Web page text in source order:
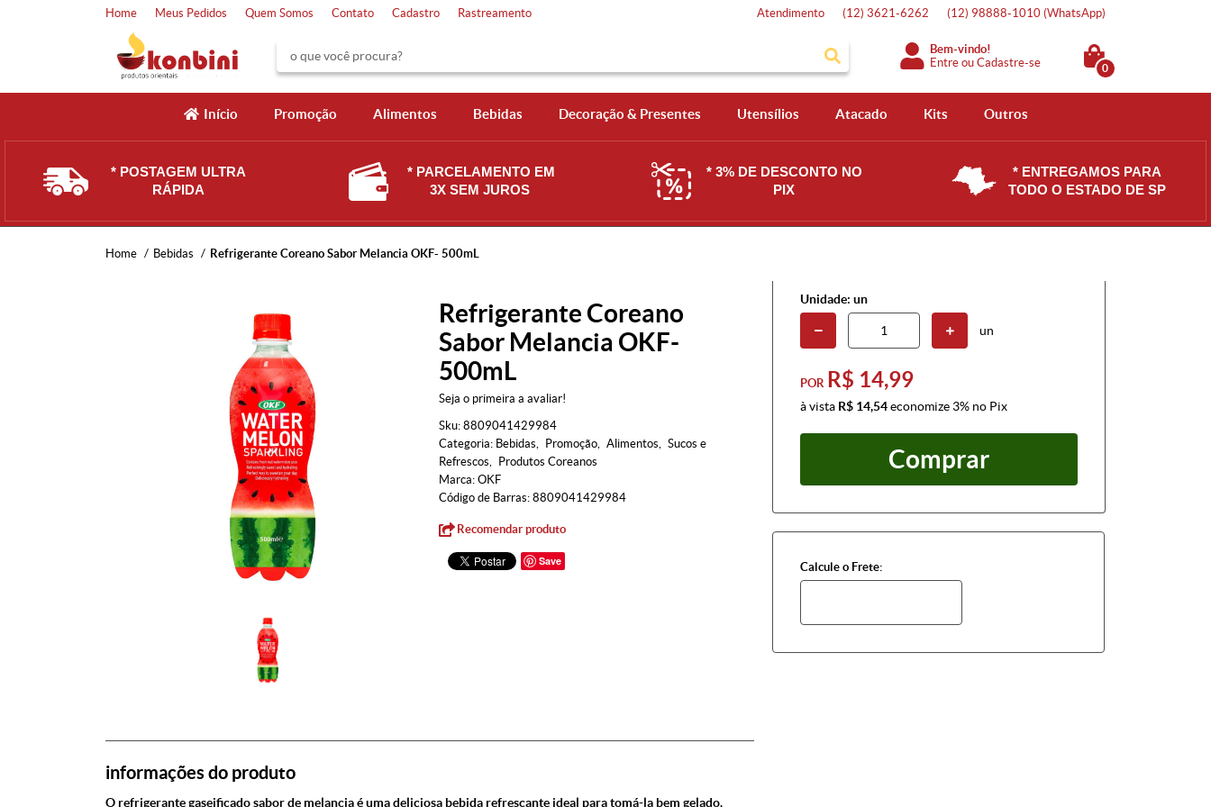
Home Meus Pedidos Quem Somos Contato Cadastro Rastreamento Atendimento (12) 3621-6262 (12) 98888-1010 (WhatsApp)
Bem-vindo!
Entre ouCadastre-se 0
Início Promoção Alimentos Bebidas Decoração & Presentes Utensílios Atacado Kits Outros
* POSTAGEM ULTRA
RÁPIDA
* PARCELAMENTO EM
3X SEM JUROS
* 3% DE DESCONTO NO
PIX
* ENTREGAMOS PARA
TODO O ESTADO DE SP
Home Bebidas Refrigerante Coreano Sabor Melancia OKF- 500mL
Refrigerante Coreano
Sabor Melancia OKF-
500mL
Seja o primeira a avaliar!
Sku: 8809041429984
Categoria: Bebidas Promoção Alimentos
Sucos e
Refrescos
Produtos Coreanos
Marca: OKF
Código de Barras: 8809041429984
Recomendar produto
Save
Unidade: un
un
POR R$ 14,99
à vista R$ 14,54economize 3% no Pix
Comprar
Calcule o Frete:
informações do produto
O refrigerante gaseificado sabor de melancia é uma deliciosa bebida refrescante ideal para tomá-la bem gelado.